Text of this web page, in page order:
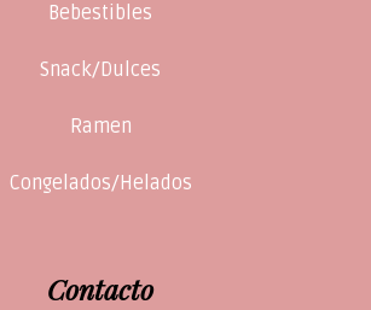
Bebestibles
Snack/Dulces
Ramen
Congelados/Helados
Contacto